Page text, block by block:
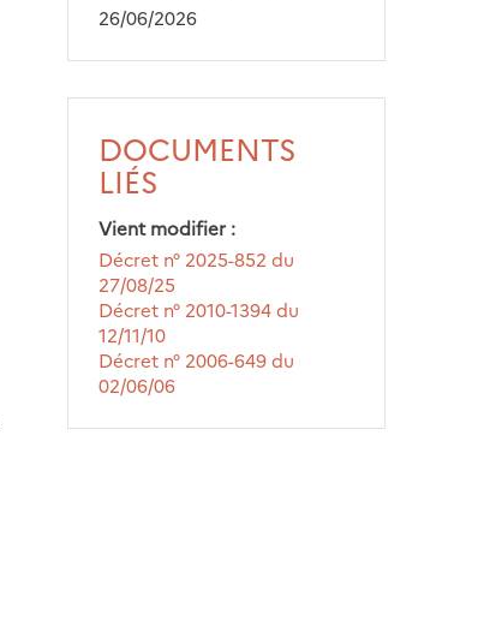
26/06/2026
DOCUMENTS
LIÉS
Vient modifier
Décret n° 2025-852 du
27/08/25
Décret n° 2010-1394 du
12/11/10
Décret n° 2006-649 du
02/06/06